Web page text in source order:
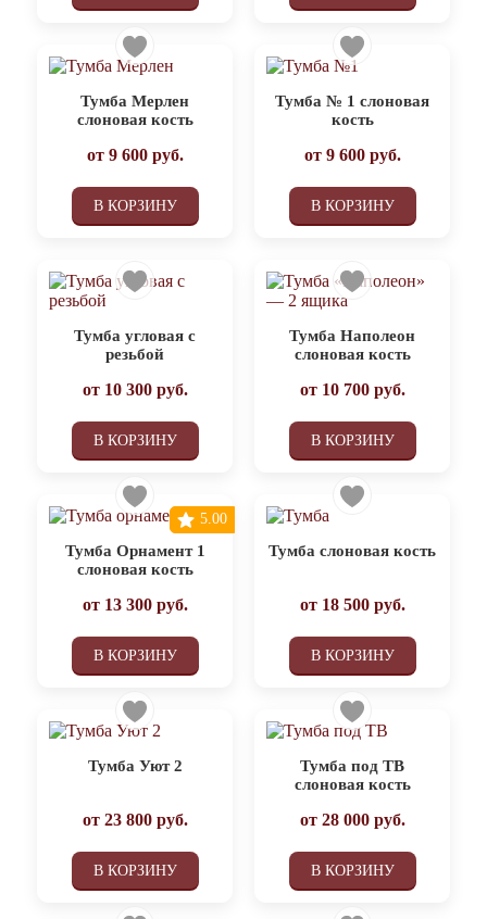
Тумба Мерлен
слоновая кость
от 9 600руб.
В КОРЗИНУ
Тумба № 1 слоновая
кость
от 9 600руб.
В КОРЗИНУ
Тумба угловая с
резьбой
от 10 300руб.
В КОРЗИНУ
Тумба Наполеон
слоновая кость
от 10 700руб.
В КОРЗИНУ
Тумба Орнамент 1
слоновая кость
от 13 300руб.
В КОРЗИНУ
5.00
Тумба слоновая кость
от 18 500руб.
В КОРЗИНУ
Тумба Уют 2
от 23 800руб.
В КОРЗИНУ
Тумба под ТВ
слоновая кость
от 28 000руб.
В КОРЗИНУ